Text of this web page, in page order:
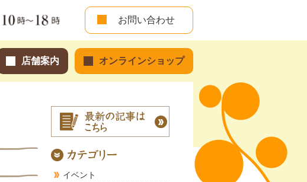
お問い合わせ
店舗案内 オンラインショップ
イベント